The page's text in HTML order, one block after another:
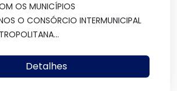
OS MUNICÍPIOS
O CONSÓRCIO INTERMUNICIPAL
Detalhes